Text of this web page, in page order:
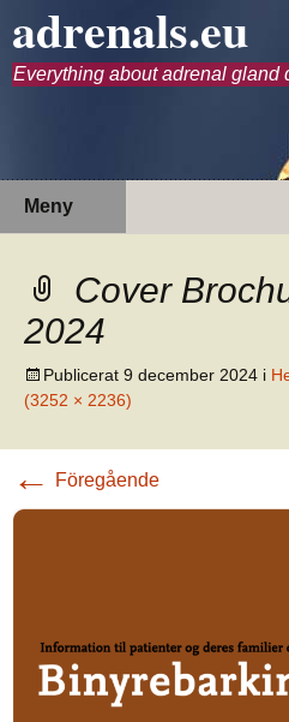
adrenals.eu
Everything about adrenal gland
Meny
Cover
2024
Publicerat 9 december 2024 i
(3252 × 2236)
← Föregående